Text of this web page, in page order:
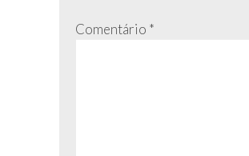
Comentário *